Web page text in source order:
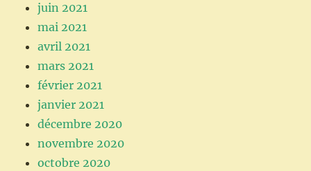
juin 2021
mai 2021
avril 2021
mars 2021
février 2021
janvier 2021
décembre 2020
novembre 2020
octobre 2020